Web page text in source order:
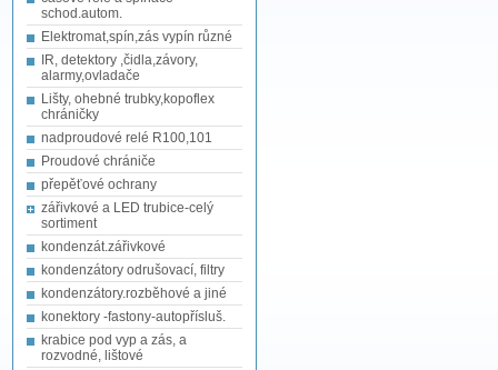
schod.autom.
Elektromat,spín,zás vypín různé
IR, detektory ,čidla,závory,
alarmy,ovladače
Lišty, ohebné trubky,kopoflex
chráničky
nadproudové relé R100,101
Proudové chrániče
přepěťové ochrany
zářivkové a LED trubice-celý
sortiment
kondenzát.zářivkové
kondenzátory odrušovací, filtry
kondenzátory.rozběhové a jiné
konektory -fastony-autopřísluš.
krabice pod vyp a zás, a
rozvodné, lištové